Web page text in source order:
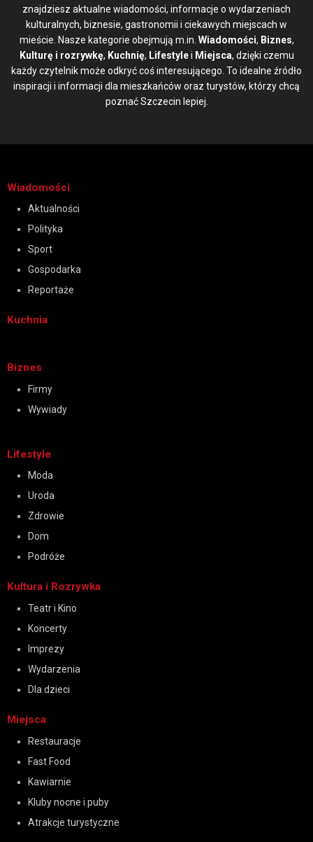
znajdziesz aktualne wiadomości, informacje o wydarzeniach
kulturalnych, biznesie, gastronomii i ciekawych miejscach w
mieście. Nasze kategorie obejmują m.in. Wiadomości, Biznes,
Kulturę i rozrywkę, Kuchnię, Lifestylei Miejsca, dzięki czemu
każdy czytelnik może odkryć coś interesującego. To idealne źródło
inspiracji i informacji dla mieszkańców oraz turystów, którzy chcą
poznać Szczecin lepiej.
Wiadomości
Aktualności
Polityka
Sport
Gospodarka
Reportaże
Kuchnia
Biznes
Firmy
Wywiady
Lifestyle
Moda
Uroda
Zdrowie
Dom
Podróże
Kultura i Rozrywka
Teatr i Kino
Koncerty
Imprezy
Wydarzenia
Dla dzieci
Miejsca
Restauracje
Fast Food
Kawiarnie
Kluby nocne i puby
Atrakcje turystyczne